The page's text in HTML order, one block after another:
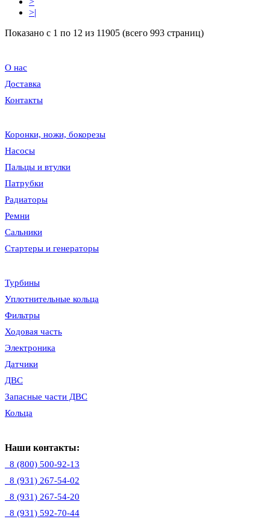
>|
Показано с 1 по 12 из 11905 (всего 993 страниц)
О нас
Доставка
Контакты
Коронки, ножи, бокорезы
Насосы
Пальцы и втулки
Патрубки
Радиаторы
Ремни
Сальники
Стартеры и генераторы
Турбины
Уплотнительные кольца
Фильтры
Ходовая часть
Электроника
Датчики
ДВС
Запасные части ДВС
Кольца
Наши контакты:
8 (800) 500-92-13
8 (931) 267-54-02
8 (931) 267-54-20
8 (931) 592-70-44